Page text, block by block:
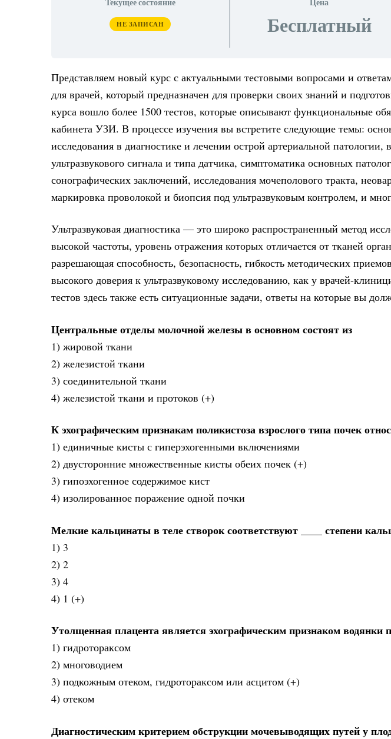
Текущее состояние
НЕ ЗАПИСАН
Цена
Бесплатный
Представляем новый курс с актуальными тестовыми вопросами и
для врачей, который предназначен для проверки своих знаний и
курса вошло более 1500 тестов, которые описывают функциональные
кабинета УЗИ. В процессе изучения вы встретите следующие темы:
исследования в диагностике и лечении острой артериальной
ультразвукового сигнала и типа датчика, симптоматика основных
сонографических заключений, исследования мочеполового тракта,
маркировка проволокой и биопсия под ультразвуковым контролем, и
Ультразвуковая диагностика — это широко распространенный метод
высокой частоты, уровень отражения которых отличается от тканей
разрешающая способность, безопасность, гибкость методических
высокого доверия к ультразвуковому исследованию, как у врачей-
тестов здесь также есть ситуационные задачи, ответы на которые вы
Центральные отделы молочной железы в основном состоят из
1) жировой ткани
2) железистой ткани
3) соединительной ткани
4) железистой ткани и протоков (+)
К эхографическим признакам поликистоза взрослого типа почек
1) единичные кисты с гиперэхогенными включениями
2) двусторонние множественные кисты обеих почек (+)
3) гипоэхогенное содержимое кист
4) изолированное поражение одной почки
Мелкие кальцинаты в теле створок соответствуют ____ степени
1) 3
2) 2
3) 4
4) 1 (+)
Утолщенная плацента является эхографическим признаком водянки
1) гидротораксом
2) многоводием
3) подкожным отеком, гидротораксом или асцитом (+)
4) отеком
Диагностическим критерием обструкции мочевыводящих путей у